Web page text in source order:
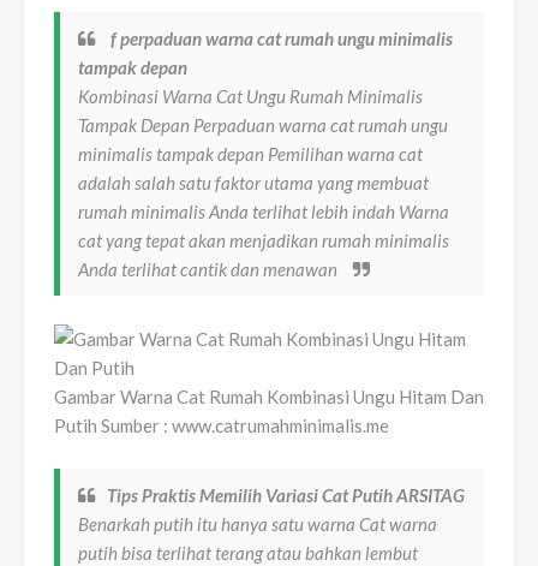
f perpaduan warna cat rumah ungu minimalis
tampak depan
Kombinasi Warna Cat Ungu Rumah Minimalis
Tampak Depan Perpaduan warna cat rumah ungu
minimalis tampak depan Pemilihan warna cat
adalah salah satu faktor utama yang membuat
rumah minimalis Anda terlihat lebih indah Warna
cat yang tepat akan menjadikan rumah minimalis
Anda terlihat cantik dan menawan
Gambar Warna Cat Rumah Kombinasi Ungu Hitam Dan
Putih Sumber : www.catrumahminimalis.me
Tips Praktis Memilih Variasi Cat Putih ARSITAG
Benarkah putih itu hanya satu warna Cat warna
putih bisa terlihat terang atau bahkan lembut